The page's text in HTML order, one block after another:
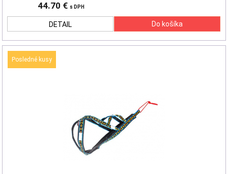
44.70 € s DPH
DETAIL
Posledné kusy